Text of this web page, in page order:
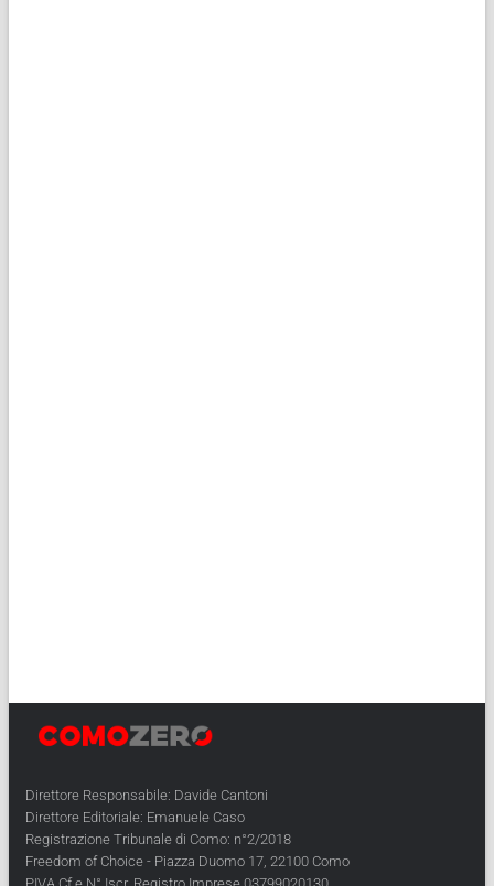
Direttore Responsabile: Davide Cantoni
Direttore Editoriale: Emanuele Caso
Registrazione Tribunale di Como: n°2/2018
Freedom of Choice - Piazza Duomo 17, 22100 Como